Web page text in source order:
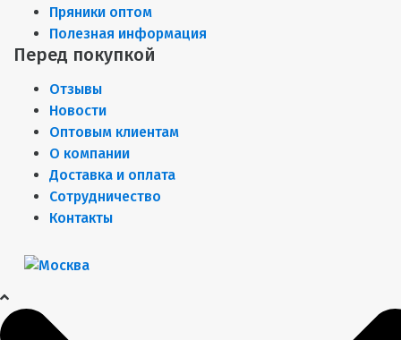
Пряники оптом
Полезная информация
Перед покупкой
Отзывы
Новости
Оптовым клиентам
О компании
Доставка и оплата
Сотрудничество
Контакты